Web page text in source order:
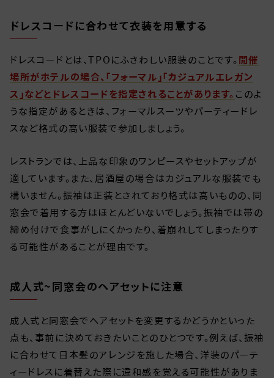
ドレスコードに合わせて衣装を用意する
ドレスコードとは、TPOにふさわしい服装のことです。 開催
場所がホテルの場合、「フォーマル」「カジュアルエレガン
ス」などとドレスコードを指定されることがあります。 このよ
うな指定があるときは、フォーマルスーツやパーティードレ
スなど格式の高い服装で参加しましょう。
レストランでは、上品な印象のワンピースやセットアップが
適しています。また、居酒屋の場合はカジュアルな服装でも
構いません。振袖は正装とされており格式は高いものの、同
窓会で着用する方はほとんどいないでしょう。振袖では帯の
締め付けで食事がしにくかったり、着崩れしてしまったりす
る可能性があることが理由です。
成人式~同窓会のヘアセットに注意
成人式と同窓会でヘアセットを変更するかどうかといった
点も、事前に決めておきたいことのひとつです。例えば、振袖
に合わせて日本髪のアレンジを施した場合、洋装のパーテ
ィードレスに着替えた際に違和感を覚える可能性がありま